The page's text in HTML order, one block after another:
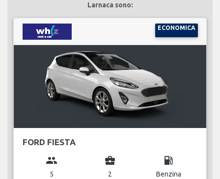
Larnaca sono:
ECONOMICA
FORD FIESTA
group
5
business_center
2
local_gas_station
Benzina